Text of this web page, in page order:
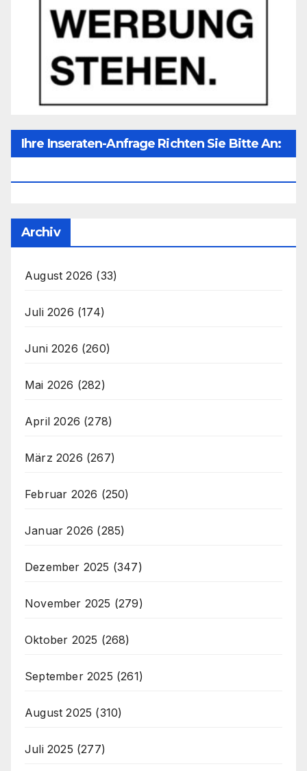
Ihre Inseraten-Anfrage Richten Sie Bitte An:
Archiv
August 2026 (33)
Juli 2026 (174)
Juni 2026 (260)
Mai 2026 (282)
April 2026 (278)
März 2026 (267)
Februar 2026 (250)
Januar 2026 (285)
Dezember 2025 (347)
November 2025 (279)
Oktober 2025 (268)
September 2025 (261)
August 2025 (310)
Juli 2025 (277)